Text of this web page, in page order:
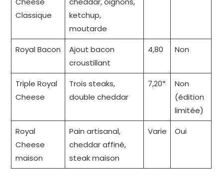
Classique
ketchup,
moutarde
Royal Bacon
Ajout bacon
croustillant
4,80 Non
Triple Royal
Cheese
Trois steaks,
double cheddar
7,20*
Non
(édition
limitée)
Royal
Cheese
maison
Pain artisanal,
cheddar affiné,
steak maison
Varie Oui